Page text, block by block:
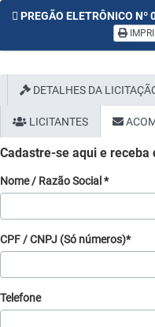
PREGÃO ELETRÔNICO Nº
DETALHES DA
LICITANTES
Cadastre-se aqui e
Nome / Razão Social *
CPF / CNPJ (Só números)*
Telefone